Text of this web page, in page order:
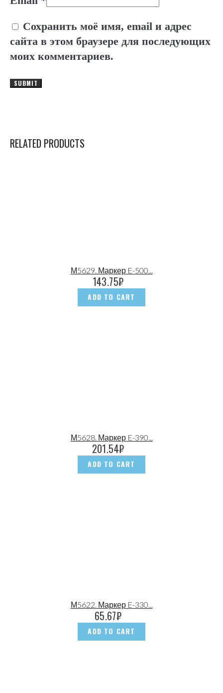
Сохранить моё имя, email и адрес
сайта в этом браузере для последующих
моих комментариев.
RELATED PRODUCTS
М5629. Маркер E-500...
143.75₽
ADD TO CART
М5628. Маркер E-390...
201.54₽
ADD TO CART
М5622. Маркер E-330...
65.67₽
ADD TO CART